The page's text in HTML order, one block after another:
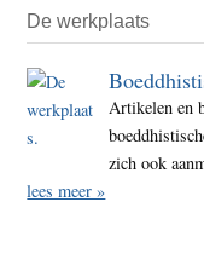
De werkplaats
Artikelen en
zich ook
lees meer »